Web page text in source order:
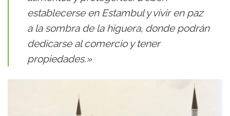
establecerse en Estambul y vivir en paz
a la sombra de la higuera, donde podrán
dedicarse al comercio y tener
propiedades.»